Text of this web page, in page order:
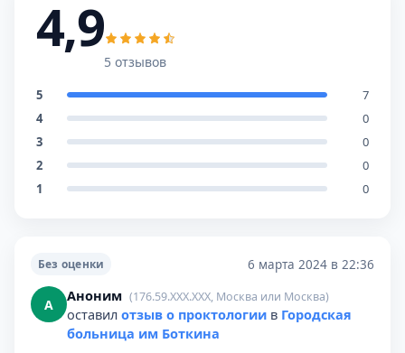
4,9
5 отзывов
5
7
4
0
3
0
2
0
1
0
Без оценки 6 марта 2024 в 22:36
А Аноним (176.59.XXX.XXX, Москва или Москва)
оставил отзыв о проктологии в Городская
больница им Боткина